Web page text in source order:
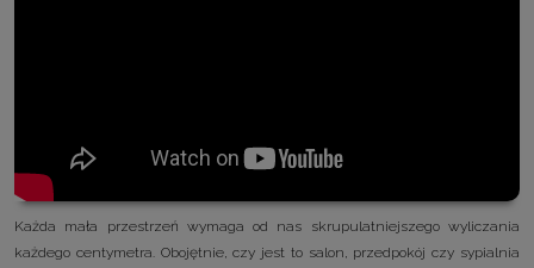
Każda mała przestrzeń wymaga od nas skrupulatniejszego wyliczania
każdego centymetra. Obojętnie, czy jest to salon, przedpokój czy sypialnia